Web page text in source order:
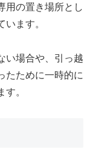
用の置き場所とし
ます。
い場合や、引っ越
たために一時的に
。